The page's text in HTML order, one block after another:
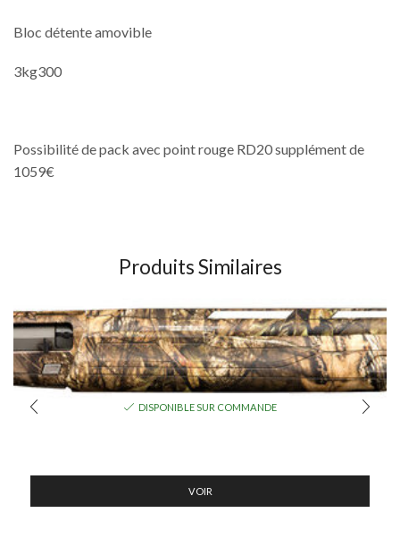
Bloc détente amovible
3kg300
Possibilité de pack avec point rouge RD20 supplément de
1059€
Produits Similaires
DISPONIBLE SUR COMMANDE
VOIR